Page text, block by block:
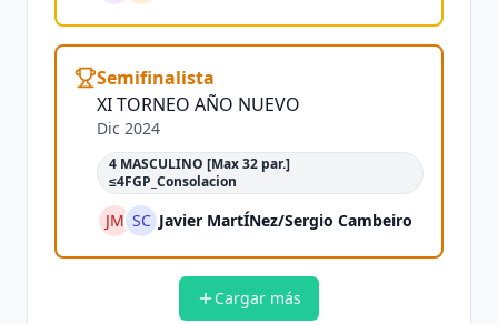
Semifinalista
XI TORNEO AÑO NUEVO
Dic 2024
4 MASCULINO [Max 32 par.]
≤4FGP_Consolacion
JM SC Javier MartÍNez/Sergio Cambeiro
Cargar más